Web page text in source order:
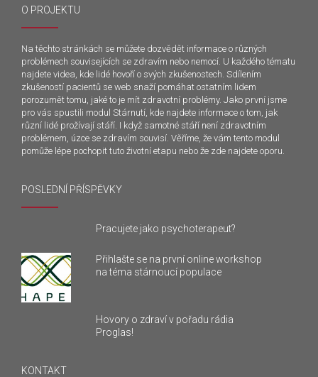
O PROJEKTU
Na těchto stránkách se můžete dozvědět informace o různých
problémech souvisejících se zdravím nebo nemocí. U každého tématu
najdete videa, kde lidé hovoří o svých zkušenostech. Sdílením
zkušeností pacientů se web snaží pomáhat ostatním lidem
porozumět tomu, jaké to je mít zdravotní problémy. Jako první jsme
pro vás spustili modul Stárnutí, kde najdete informace o tom, jak
různí lidé prožívají stáří. I když samotné stáří není zdravotním
problémem, úzce se zdravím souvisí. Věříme, že vám tento modul
pomůže lépe pochopit tuto životní etapu nebo že zde najdete oporu.
POSLEDNÍ PŘÍSPĚVKY
Pracujete jako psychoterapeut?
Přihlašte se na první online workshop
na téma stárnoucí populace
Hovory o zdraví v pořadu rádia
Proglas!
KONTAKT